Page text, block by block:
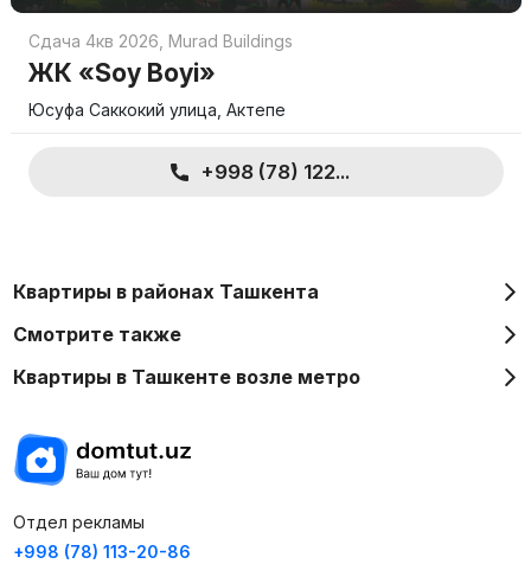
Сдача 4кв 2026 Murad Buildings
ЖК «Soy Boyi»
Юсуфа Саккокий улица, Актепе
+998 (78) 122...
Квартиры в районах Ташкента
Смотрите также
Квартиры в Ташкенте возле метро
Отдел рекламы
+998 (78) 113-20-86